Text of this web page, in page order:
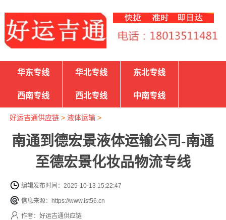
华东专线 华北专线 东北专线
西南专线 西北专线 中南专线
好运吉通供应链> 液体运输>
南通到德宏景液体运输公司-南通
至德宏景化妆品物流专线
编辑发布时间：2025-10-13 15:22:47
信息来源：https://www.ist56.cn
作者：好运吉通供应链